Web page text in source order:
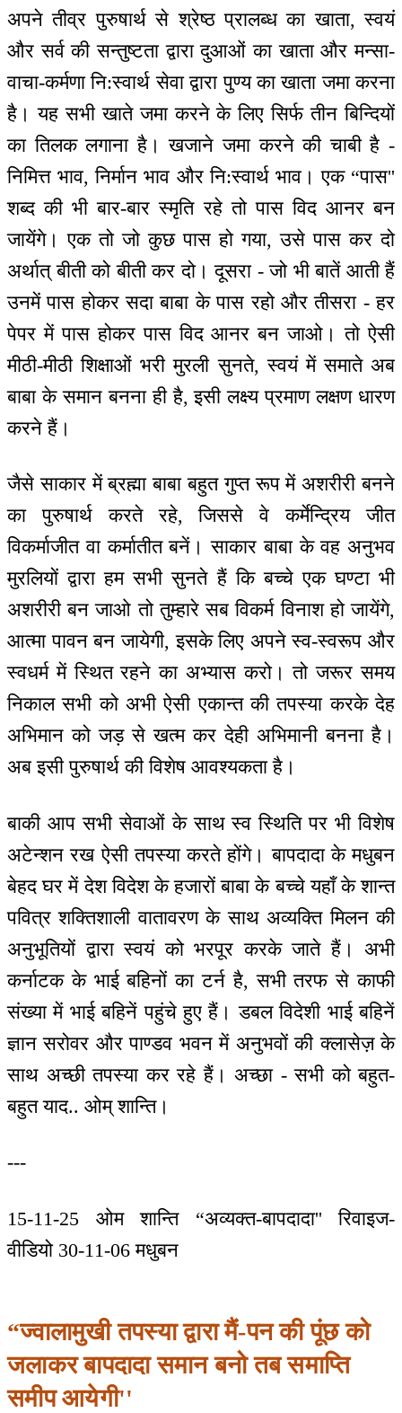
अपने तीव्र पुरुषार्थ से श्रेष्ठ प्रालब्ध का खाता, स्वयं
और सर्व की सन्तुष्टता द्वारा दुआओं का खाता और मन्सा-
वाचा-कर्मणा नि:स्वार्थ सेवा द्वारा पुण्य का खाता जमा करना
है। यह सभी खाते जमा करने के लिए सिर्फ तीन बिन्दियों
का तिलक लगाना है। खजाने जमा करने की चाबी है -
निमित्त भाव, निर्मान भाव और नि:स्वार्थ भाव। एक “पास''
शब्द की भी बार-बार स्मृति रहे तो पास विद आनर बन
जायेंगे। एक तो जो कुछ पास हो गया, उसे पास कर दो
अर्थात् बीती को बीती कर दो। दूसरा - जो भी बातें आती हैं
उनमें पास होकर सदा बाबा के पास रहो और तीसरा - हर
पेपर में पास होकर पास विद आनर बन जाओ। तो ऐसी
मीठी-मीठी शिक्षाओं भरी मुरली सुनते, स्वयं में समाते अब
बाबा के समान बनना ही है, इसी लक्ष्य प्रमाण लक्षण धारण
करने हैं।
जैसे साकार में ब्रह्मा बाबा बहुत गुप्त रूप में अशरीरी बनने
का पुरुषार्थ करते रहे, जिससे वे कर्मेन्द्रिय जीत
विकर्माजीत वा कर्मातीत बनें। साकार बाबा के वह अनुभव
मुरलियों द्वारा हम सभी सुनते हैं कि बच्चे एक घण्टा भी
अशरीरी बन जाओ तो तुम्हारे सब विकर्म विनाश हो जायेंगे,
आत्मा पावन बन जायेगी, इसके लिए अपने स्व-स्वरूप और
स्वधर्म में स्थित रहने का अभ्यास करो। तो जरूर समय
निकाल सभी को अभी ऐसी एकान्त की तपस्या करके देह
अभिमान को जड़ से खत्म कर देही अभिमानी बनना है।
अब इसी पुरुषार्थ की विशेष आवश्यकता है।
बाकी आप सभी सेवाओं के साथ स्व स्थिति पर भी विशेष
अटेन्शन रख ऐसी तपस्या करते होंगे। बापदादा के मधुबन
बेहद घर में देश विदेश के हजारों बाबा के बच्चे यहाँ के शान्त
पवित्र शक्तिशाली वातावरण के साथ अव्यक्ति मिलन की
अनुभूतियों द्वारा स्वयं को भरपूर करके जाते हैं। अभी
कर्नाटक के भाई बहिनों का टर्न है, सभी तरफ से काफी
संख्या में भाई बहिनें पहुंचे हुए हैं। डबल विदेशी भाई बहिनें
ज्ञान सरोवर और पाण्डव भवन में अनुभवों की क्लासेज़ के
साथ अच्छी तपस्या कर रहे हैं। अच्छा - सभी को बहुत-
बहुत याद.. ओम् शान्ति।
---
15-11-25 ओम शान्ति “अव्यक्त-बापदादा'' रिवाइज-
वीडियो 30-11-06 मधुबन
“ज्वालामुखी तपस्या द्वारा मैं-पन की पूंछ को
जलाकर बापदादा समान बनो तब समाप्ति
समीप आयेगी''